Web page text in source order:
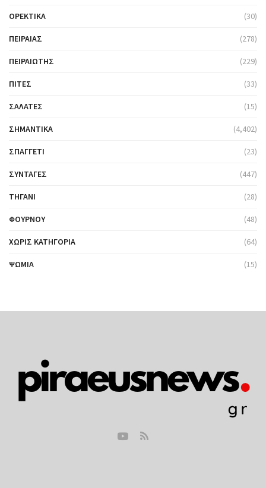
ΟΡΕΚΤΙΚΆ (30)
ΠΕΙΡΑΙΆΣ (278)
ΠΕΙΡΑΙΏΤΗΣ (229)
ΠΊΤΕΣ (33)
ΣΑΛΆΤΕΣ (15)
ΣΗΜΑΝΤΙΚΆ (4,402)
ΣΠΑΓΓΈΤΙ (23)
ΣΥΝΤΑΓΈΣ (447)
ΤΗΓΆΝΙ (28)
ΦΟΎΡΝΟΥ (48)
ΧΩΡΊΣ ΚΑΤΗΓΟΡΊΑ (64)
ΨΩΜΙΆ (15)